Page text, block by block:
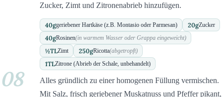
Zucker, Zimt und Zitronenabrieb hinzufügen.
40ggeriebener Hartkäse (z.B. Montasio oder Parmesan) 20gZucker
40gRosinen(in warmem Wasser oder Grappa eingeweicht)
½TLZimt 250gRicotta(abgetropft)
1TLZitrone (Abrieb der Schale, unbehandelt)
08
Alles gründlich zu einer homogenen Füllung vermischen.
Mit Salz, frisch geriebener Muskatnuss und Pfeffer pikant,